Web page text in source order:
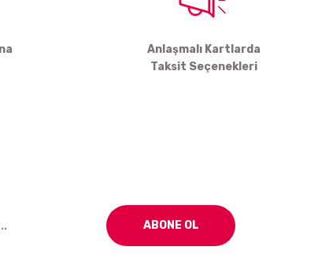
Anlaşmalı Kartlarda
Taksit Seçenekleri
ABONE OL